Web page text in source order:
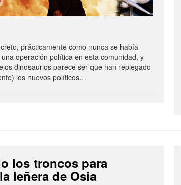
prácticamente como nunca se había
operación política en esta comunidad, y
dinosaurios parece ser que han replegado
los nuevos políticos…
los troncos para
leñera de Osia